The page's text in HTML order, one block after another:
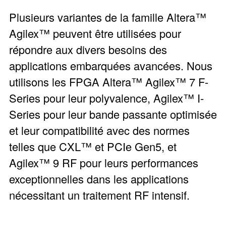
Plusieurs variantes de la famille Altera™
Agilex™ peuvent être utilisées pour
répondre aux divers besoins des
applications embarquées avancées. Nous
utilisons les FPGA Altera™ Agilex™ 7 F-
Series pour leur polyvalence, Agilex™ I-
Series pour leur bande passante optimisée
et leur compatibilité avec des normes
telles que CXL™ et PCIe Gen5, et
Agilex™ 9 RF pour leurs performances
exceptionnelles dans les applications
nécessitant un traitement RF intensif.